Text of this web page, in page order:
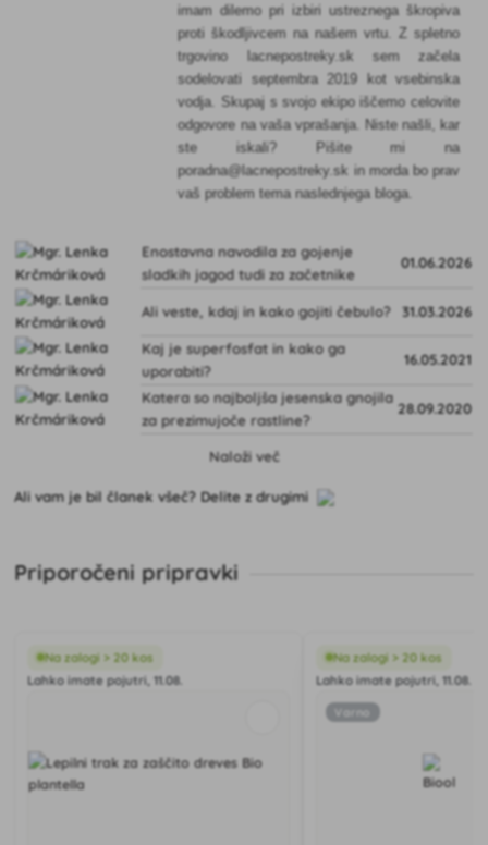
imam dilemo pri izbiri ustreznega škropiva
proti škodljivcem na našem vrtu. Z spletno
trgovino lacnepostreky.sk sem začela
sodelovati septembra 2019 kot vsebinska
vodja. Skupaj s svojo ekipo iščemo celovite
odgovore na vaša vprašanja. Niste našli, kar
ste iskali? Pišite mi na
poradna@lacnepostreky.sk in morda bo prav
vaš problem tema naslednjega bloga.
Enostavna navodila za gojenje
sladkih jagod tudi za začetnike
01.06.2026
Ali veste, kdaj in kako gojiti čebulo? 31.03.2026
Kaj je superfosfat in kako ga
uporabiti?
16.05.2021
Katera so najboljša jesenska gnojila
za prezimujoče rastline?
28.09.2020
Naloži več
Ali vam je bil članek všeč? Delite z drugimi
Priporočeni pripravki
Na zalogi > 20 kos
Lahko imate pojutri, 11.08.
Na zalogi > 20 kos
Lahko imate pojutri, 11.08.
Varno